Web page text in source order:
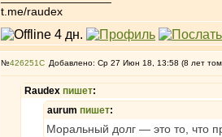
t.me/raudex
№426251 Добавлено: Ср 27 Июн 18, 13:58 (8 лет
Raudex пишет:
aurum пишет:
Моральный долг — это то, что